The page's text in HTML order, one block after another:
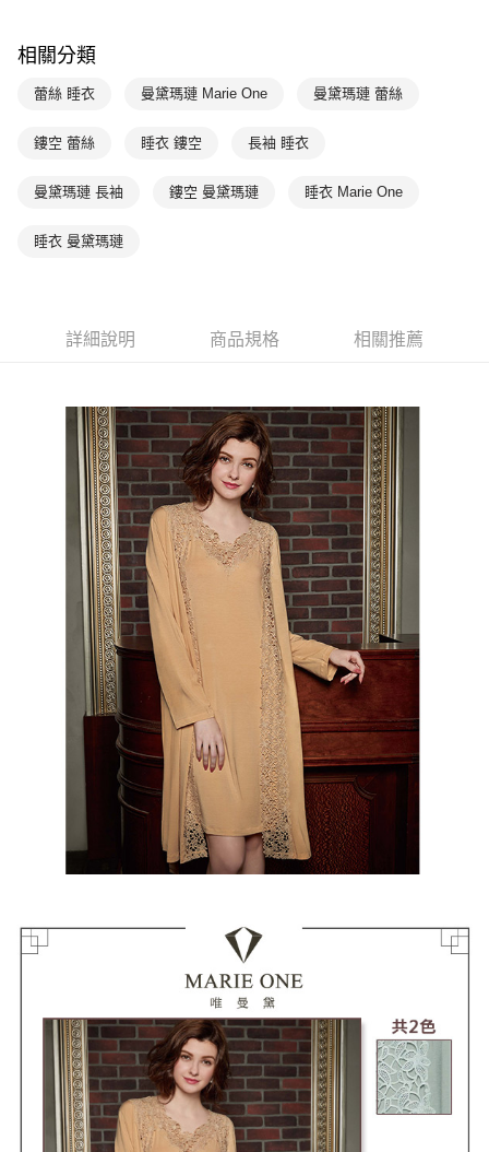
AFTEE先享後付是「在收到商品之後才付款」的支付方式。 讓您購物簡單
便利好安心！
１．簡單：不需註冊會員、不需綁卡、不需儲值。
１．於結帳方式選擇「AFTEE先享後付」後，將跳轉至「AFTEE先享後付」
３．收到繳費通知簡訊後14天內，點擊此簡訊中的連結，可透過四大超商／
※ 交易是否成功請以「AFTEE先享後付 」之結帳頁面顯示為準，若有關於
【注意事項】
１．透過由恩沛科技股份有限公司提供之「AFTEE先享後付」服務完成之交
易，需依本服務之必要範圍內提供個人資料，並將交易相關給付款項請求債
權轉讓予恩沛科技股份有限公司。
２．關於個人資料處理事宜，請瀏覽以下網址：
https://aftee.tw/terms/#terms3
３．未成年的使用者請事先徵得法定代理人或監護人之同意方可使用
「AFTEE先享後付」，若未經同意申辦者引起之損失，本公司不負相關責
４．使用「AFTEE先享後付」時，將依據個別帳號之用戶狀況，依本公司即
時審查核予不同之上限額度；若仍有額度不足之情形，本公司將視審查結果
請求用戶進行身份認證。
５．嚴禁一人註冊多個帳號或使用他人資訊註冊。若發現惡意使用之情形，
恩沛科技股份有限公司將有權停止該用戶之使用額度並採取法律行動。
ATM付款
運送方式
全家取貨付款$888免運-以PackAge+配客嘉循環箱包裝寄出
付款後全家取貨$888免運-以PackAge+配客嘉循環箱包裝寄出
每筆NT$90，滿NT$888(含以上)免運費
付款後萊爾富取貨
7-11取貨付款
每筆NT$90，滿NT$1,000(含以上)免運費
付款後7-11取貨
每筆NT$90，滿NT$1,000(含以上)免運費
每筆NT$90，滿NT$1,000(含以上)免運費
每筆NT$150，滿NT$2,000(含以上)免運費
海外宅配 (訂單成立後，請主動於2天內與線上客服核對收
件資料，逾期未確認訂單將自動取消)
相關分類
蕾絲 睡衣 曼黛瑪璉 Marie One 曼黛瑪璉 蕾絲
鏤空 蕾絲 睡衣 鏤空 長袖 睡衣
曼黛瑪璉 長袖 鏤空 曼黛瑪璉 睡衣 Marie One
睡衣 曼黛瑪璉
詳細說明 商品規格 相關推薦